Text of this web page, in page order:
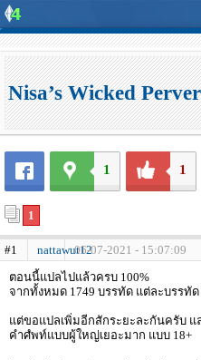
Nisa’s Wicked
1 1
1
#1 nattawut1206-07-2021 - 15:07:09
ตอนนี้แปลไปแล้วครบ 100%
จากทั้งหมด 1749 บรรทัด แต่ละบรรทั
แต่ขอแปลเพิ่มอีกสักระยะละกันครับ แ
คำศํพท์แบบผู้ใหญ่เยอะมาก แบบ 18+